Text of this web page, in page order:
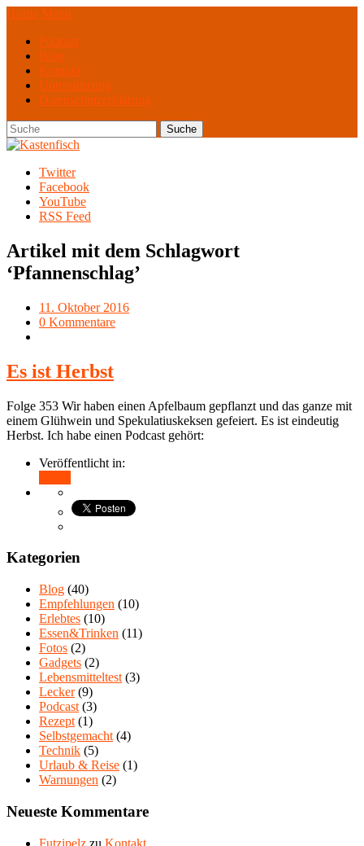
Home Menü
Podcast
Blog
Kontakt
Unterstützung
Datenschutzerklärung
Twitter
Facebook
YouTube
RSS Feed
Artikel mit dem Schlagwort
‘Pfannenschlag’
11. Oktober 2016
0 Kommentare
Es ist Herbst
Folge 353 Wir haben einen Apfelbaum gepflanzt und das ganze mit
einem Glühwein und Spekulatiuskeksen gefeiert. Es ist eindeutig
Herbst. Ich habe einen Podcast gehört:
Veröffentlicht in:
Kategorien
Blog (40)
Empfehlungen (10)
Erlebtes (10)
Essen&Trinken (11)
Fotos (2)
Gadgets (2)
Lebensmitteltest (3)
Lecker(9)
Podcast (3)
Rezept (1)
Selbstgemacht (4)
Technik (5)
Urlaub & Reise (1)
Warnungen (2)
Neueste Kommentare
Futzipelz zu Kontakt